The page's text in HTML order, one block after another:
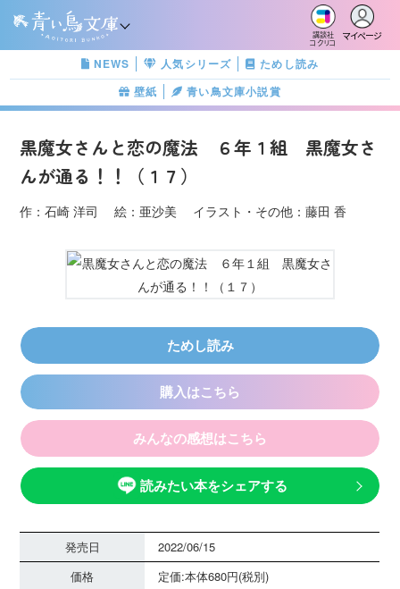
講談社
コクリコ
マイページ
NEWS 人気シリーズ
ためし読み
壁紙
青い鳥文庫小説賞
黒魔女さんと恋の魔法 ６年１組 黒魔女さ
んが通る！！（１７）
作：石崎 洋司 絵：亜沙美 イラスト・その他：藤田 香
ためし読み
購入はこちら
みんなの感想はこちら
読みたい本をシェアする
発売日
2022/06/15
価格
定価:本体680円(税別)